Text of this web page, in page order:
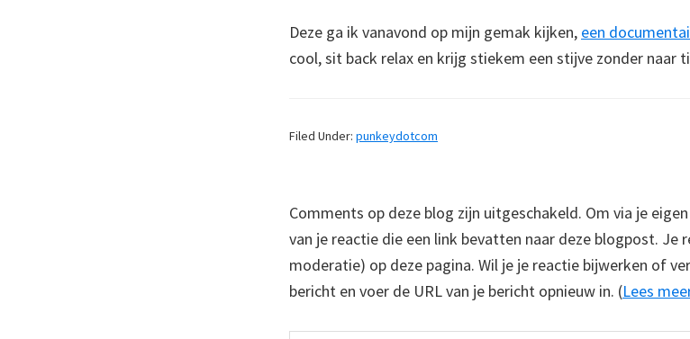
Deze ga ik vanavond op mijn gemak kijken, een
cool, sit back relax en krijg stiekem een stijve zonder naar
Filed Under: punkeydotcom
Comments op deze blog zijn uitgeschakeld. Om via je
van je reactie die een link bevatten naar deze blogpost. Je
moderatie) op deze pagina. Wil je je reactie bijwerken of
bericht en voer de URL van je bericht opnieuw in. (Lees